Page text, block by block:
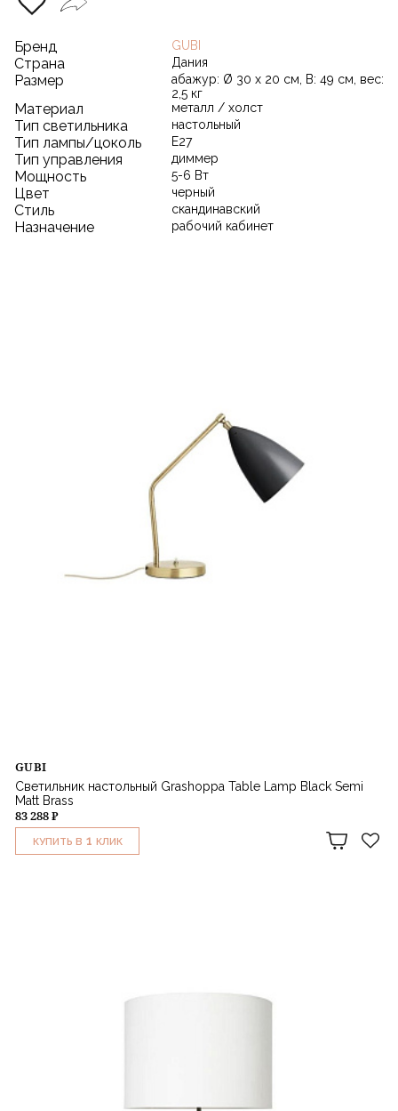
Бренд GUBI
Страна Дания
Размер
абажур: Ø 30 x 20 см, В: 49 см, вес:
2,5 кг
Материал металл / холст
Тип светильника настольный
Тип лампы/цоколь E27
Тип управления диммер
Мощность 5-6 Вт
Цвет черный
Стиль скандинавский
Назначение рабочий кабинет
GUBI
Светильник настольный Grashoppa Table Lamp Black Semi
Matt Brass
83 288 ₽
КУПИТЬ В 1 КЛИК